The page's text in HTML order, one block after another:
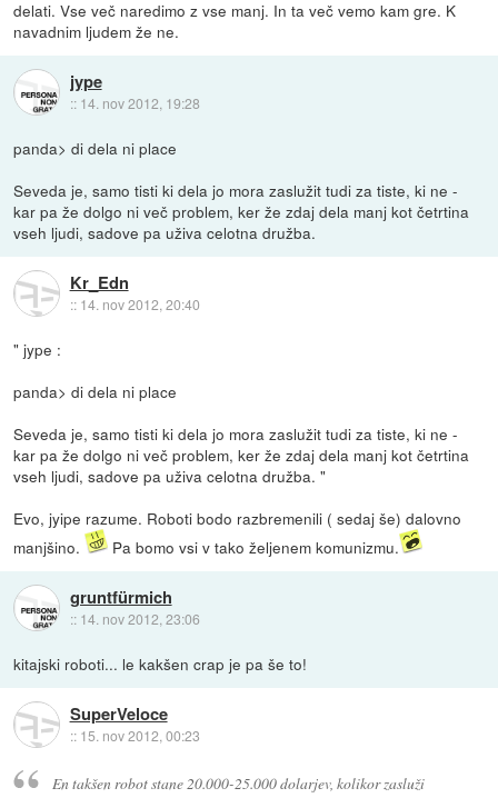
delati. Vse več naredimo z vse manj. In ta več vemo kam gre. K
navadnim ljudem že ne.
jype
:: 14. nov 2012, 19:28
panda> di dela ni place
Seveda je, samo tisti ki dela jo mora zaslužit tudi za tiste, ki ne -
kar pa že dolgo ni več problem, ker že zdaj dela manj kot četrtina
vseh ljudi, sadove pa uživa celotna družba.
Kr_Edn
:: 14. nov 2012, 20:40
" jype :
panda> di dela ni place
Seveda je, samo tisti ki dela jo mora zaslužit tudi za tiste, ki ne -
kar pa že dolgo ni več problem, ker že zdaj dela manj kot četrtina
vseh ljudi, sadove pa uživa celotna družba. "
Evo, jyipe razume. Roboti bodo razbremenili ( sedaj še) dalovno
manjšino.
Pa bomo vsi v tako željenem komunizmu.
gruntfürmich
:: 14. nov 2012, 23:06
kitajski roboti... le kakšen crap je pa še to!
SuperVeloce
:: 15. nov 2012, 00:23
En takšen robot stane 20.000-25.000 dolarjev, kolikor zasluži